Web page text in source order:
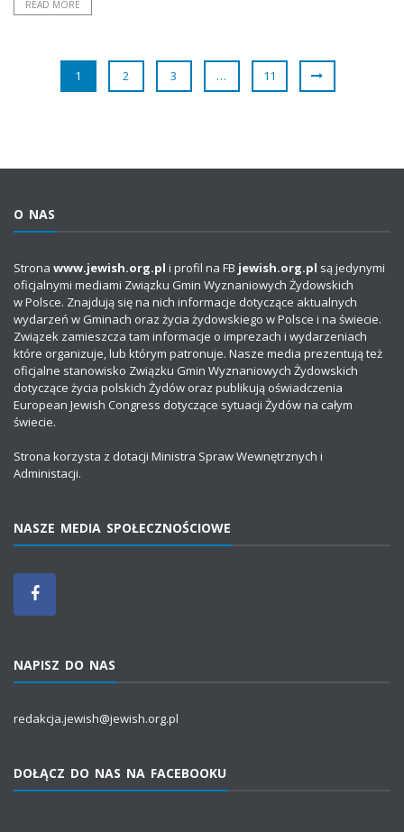
READ MORE
1 2 3 … 11
O NAS
Strona www.jewish.org.pl i profil na FB jewish.org.pl są jedynymi
oficjalnymi mediami Związku Gmin Wyznaniowych Żydowskich
w Polsce. Znajdują się na nich informacje dotyczące aktualnych
wydarzeń w Gminach oraz życia żydowskiego w Polsce i na świecie.
Związek zamieszcza tam informacje o imprezach i wydarzeniach
które organizuje, lub którym patronuje. Nasze media prezentują też
oficjalne stanowisko Związku Gmin Wyznaniowych Żydowskich
dotyczące życia polskich Żydów oraz publikują oświadczenia
European Jewish Congress dotyczące sytuacji Żydów na całym
świecie.
Strona korzysta z dotacji Ministra Spraw Wewnętrznych i
Administacji.
NASZE MEDIA SPOŁECZNOŚCIOWE
NAPISZ DO NAS
redakcja.jewish@jewish.org.pl
DOŁĄCZ DO NAS NA FACEBOOKU